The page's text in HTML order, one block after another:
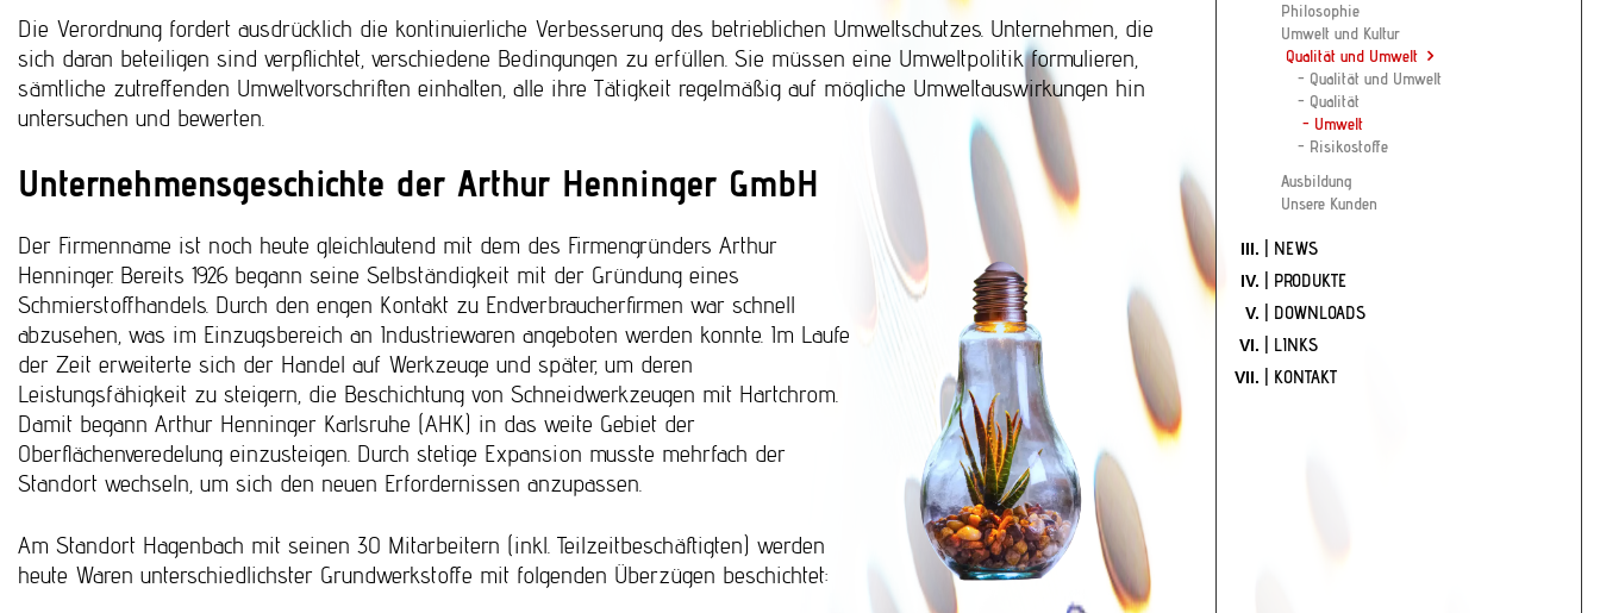
Philosophie
Umwelt und Kultur
Qualität und Umwelt
Qualität und Umwelt
Qualität
Umwelt
Risikostoffe
Ausbildung
Unsere Kunden
| NEWS
| PRODUKTE
| DOWNLOADS
| LINKS
| KONTAKT
Die Verordnung fordert ausdrücklich die kontinuierliche Verbesserung des betrieblichen Umweltschutzes. Unternehmen, die
sich daran beteiligen sind verpflichtet, verschiedene Bedingungen zu erfüllen. Sie müssen eine Umweltpolitik formulieren,
sämtliche zutreffenden Umweltvorschriften einhalten, alle ihre Tätigkeit regelmäßig auf mögliche Umweltauswirkungen hin
untersuchen und bewerten.
Unternehmensgeschichte der Arthur Henninger GmbH
Der Firmenname ist noch heute gleichlautend mit dem des Firmengründers Arthur
Henninger. Bereits 1926 begann seine Selbständigkeit mit der Gründung eines
Schmierstoffhandels. Durch den engen Kontakt zu Endverbraucherfirmen war schnell
abzusehen, was im Einzugsbereich an Industriewaren angeboten werden konnte. Im Laufe
der Zeit erweiterte sich der Handel auf Werkzeuge und später, um deren
Leistungsfähigkeit zu steigern, die Beschichtung von Schneidwerkzeugen mit Hartchrom.
Damit begann Arthur Henninger Karlsruhe (AHK) in das weite Gebiet der
Oberflächenveredelung einzusteigen. Durch stetige Expansion musste mehrfach der
Standort wechseln, um sich den neuen Erfordernissen anzupassen.
Am Standort Hagenbach mit seinen 30 Mitarbeitern (inkl. Teilzeitbeschäftigten) werden
heute Waren unterschiedlichster Grundwerkstoffe mit folgenden Überzügen beschichtet: